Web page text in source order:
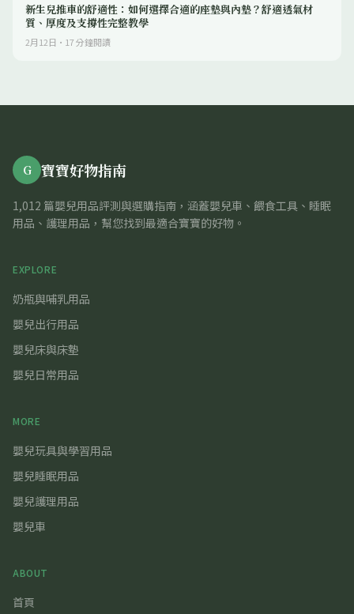
新生兒推車的舒適性：如何選擇合適的座墊與內墊？舒適透氣材
質、厚度及支撐性完整教學
2月12日 · 17分鐘閱讀
G 寶寶好物指南
1,012 篇嬰兒用品評測與選購指南，涵蓋嬰兒車、餵食工具、睡眠
用品、護理用品，幫您找到最適合寶寶的好物。
EXPLORE
奶瓶與哺乳用品
嬰兒出行用品
嬰兒床與床墊
嬰兒日常用品
MORE
嬰兒玩具與學習用品
嬰兒睡眠用品
嬰兒護理用品
嬰兒車
ABOUT
首頁